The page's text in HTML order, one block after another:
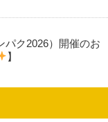
パク2026）開催のお
】